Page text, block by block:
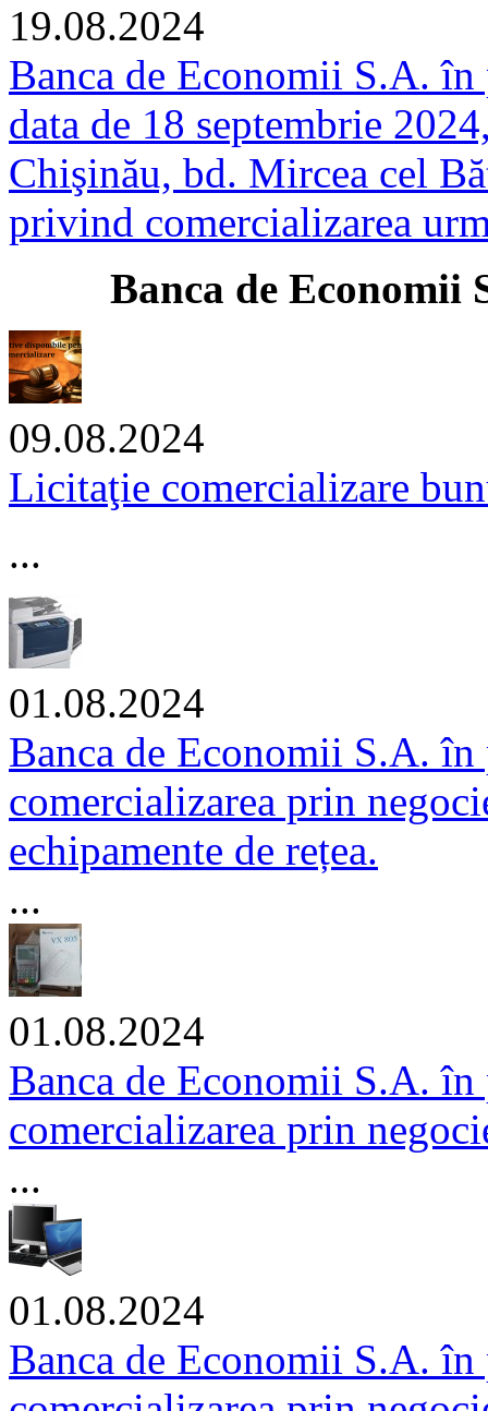
19.08.2024
Banca de Economii S.A. în
data de 18 septembrie
Chişinău, bd. Mircea cel
privind comercializarea
de Economii
09.08.2024
Licitaţie comercializare
...
01.08.2024
Banca de Economii S.A.
comercializarea prin
echipamente de rețea.
...
01.08.2024
Banca de Economii S.A.
comercializarea prin
...
01.08.2024
Banca de Economii S.A.